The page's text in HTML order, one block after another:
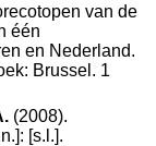
van de
één
en Nederland.
Brussel. 1
(2008).
[s.l.].